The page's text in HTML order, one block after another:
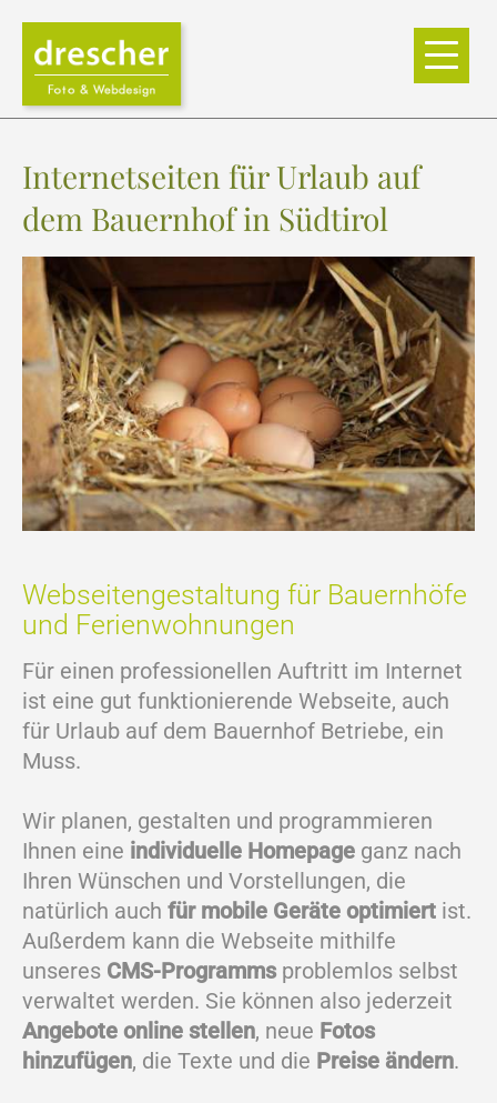
Internetseiten für Urlaub auf
dem Bauernhof in Südtirol
Webseitengestaltung für Bauernhöfe
und Ferienwohnungen
Für einen professionellen Auftritt im Internet
ist eine gut funktionierende Webseite, auch
für Urlaub auf dem Bauernhof Betriebe, ein
Muss.
Wir planen, gestalten und programmieren
Ihnen eine individuelle Homepage ganz nach
Ihren Wünschen und Vorstellungen, die
natürlich auch für mobile Geräte optimiert ist.
Außerdem kann die Webseite mithilfe
unseres CMS-Programmsproblemlos selbst
verwaltet werden. Sie können also jederzeit
Angebote online stellen, neue Fotos
hinzufügen, die Texte und die Preise ändern.